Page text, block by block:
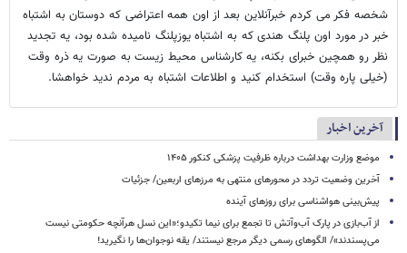
شخصه فکر می کردم خبرآنلاین بعد از اون همه اعتراضی که دوستان به اشتباه
خبر در مورد اون پلنگ هندی که به اشتباه یوزپلنگ نامیده شده بود، یه تجدید
نظر رو همچین خبرای بکنه، یه کارشناس محیط زیست به صورت یه ذره وقت
(خیلی پاره وقت) استخدام کنید و اطلاعات اشتباه به مردم ندید خواهشا.
آخرین اخبار
موضع وزارت بهداشت درباره ظرفیت پزشکی کنکور ۱۴۰۵
آخرین وضعیت تردد در محورهای منتهی به مرزهای اربعین/ جزئیات
پیش‌بینی هواشناسی برای روزهای آینده
از آب‌بازی در پارک آب‌وآتش تا تجمع برای نیما تکیدو؛«این نسل هرآنچه حکومتی نیست
می‌پسندند»/ الگوهای رسمی دیگر مرجع نیستند/ یقه نوجوان‌ها را نگیرید!